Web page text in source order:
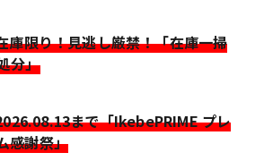
庫限り！見逃し厳禁！「在庫一掃
分」
まで「IkebePRIME プレ
感謝祭」